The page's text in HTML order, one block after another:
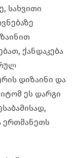
სახვითი
ქანდაკება
დიზაინი და
ეს დარგი
ერთმანეთს